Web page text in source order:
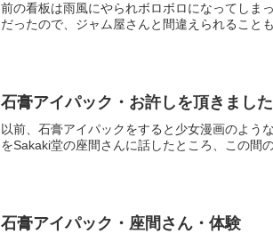
前の看板は雨風にやられボロボロになってしま
だったので、ジャム屋さんと間違えられること
石膏アイパック・お許しを頂きました
以前、石膏アイパックをすると少女漫画のよう
をSakaki堂の座間さんに話したところ、この間
石膏アイパック・座間さん・体験